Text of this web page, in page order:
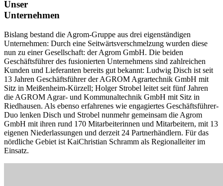
Unser
Unternehmen
Bislang bestand die Agrom-Gruppe aus drei eigenständigen
Unternehmen: Durch eine Seitwärtsverschmelzung wurden diese
nun zu einer Gesellschaft: der Agrom GmbH. Die beiden
Geschäftsführer des fusionierten Unternehmens sind zahlreichen
Kunden und Lieferanten bereits gut bekannt: Ludwig Disch ist seit
13 Jahren Geschäftsführer der AGROM Agrartechnik GmbH mit
Sitz in Meißenheim-Kürzell; Holger Strobel leitet seit fünf Jahren
die AGROM Agrar- und Kommunaltechnik GmbH mit Sitz in
Riedhausen. Als ebenso erfahrenes wie engagiertes Geschäftsführer-
Duo lenken Disch und Strobel nunmehr gemeinsam die Agrom
GmbH mit ihren rund 170 Mitarbeiterinnen und Mitarbeitern, mit 13
eigenen Niederlassungen und derzeit 24 Partnerhändlern. Für das
nördliche Gebiet ist KaiChristian Schramm als Regionalleiter im
Einsatz.